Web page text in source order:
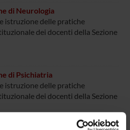
di Neurologia
istruzione delle pratiche
dei docenti della Sezione
di Psichiatria
istruzione delle pratiche
dei docenti della Sezione